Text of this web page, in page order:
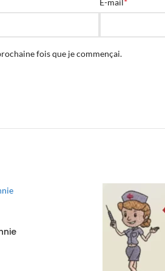
E-mail
fois que je commençai.